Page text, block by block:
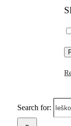
Search for: